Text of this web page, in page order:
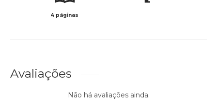
4 páginas
Avaliações
Não há avaliações ainda.